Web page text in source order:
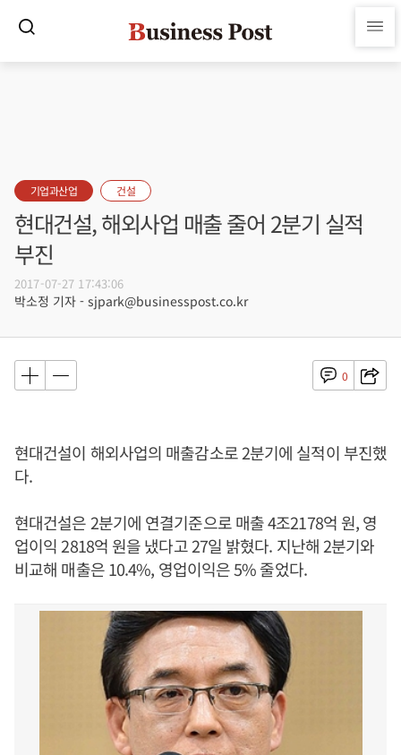
기업과산업 건설
현대건설, 해외사업 매출 줄어 2분기 실적
부진
2017-07-27 17:43:06
박소정 기자 - sjpark@businesspost.co.kr
0
현대건설이 해외사업의 매출감소로 2분기에 실적이 부진했
다.
현대건설은 2분기에 연결기준으로 매출 4조2178억 원, 영
업이익 2818억 원을 냈다고 27일 밝혔다. 지난해 2분기와
비교해 매출은 10.4%, 영업이익은 5% 줄었다.